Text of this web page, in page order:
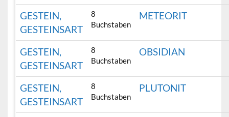
GESTEIN,
GESTEINSART
8
Buchstaben
METEORIT
GESTEIN,
GESTEINSART
8
Buchstaben
OBSIDIAN
GESTEIN,
GESTEINSART
8
Buchstaben
PLUTONIT